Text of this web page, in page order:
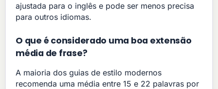
ajustada para o inglês e pode ser menos precisa
para outros idiomas.
O que é considerado uma boa extensão
média de frase?
A maioria dos guias de estilo modernos
recomenda uma média entre 15 e 22 palavras por